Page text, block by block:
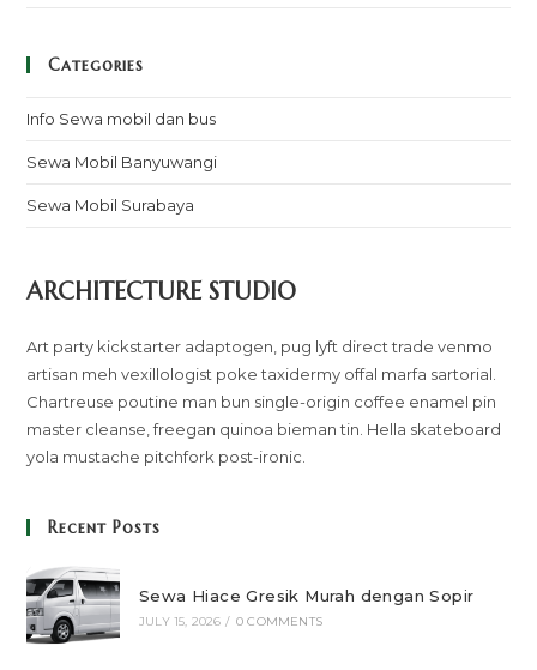
Categories
Info Sewa mobil dan bus
Sewa Mobil Banyuwangi
Sewa Mobil Surabaya
ARCHITECTURE STUDIO
Art party kickstarter adaptogen, pug lyft direct trade venmo
artisan meh vexillologist poke taxidermy offal marfa sartorial.
Chartreuse poutine man bun single-origin coffee enamel pin
master cleanse, freegan quinoa bieman tin. Hella skateboard
yola mustache pitchfork post-ironic.
Recent Posts
Sewa Hiace Gresik Murah dengan Sopir
JULY 15, 2026 / 0 COMMENTS